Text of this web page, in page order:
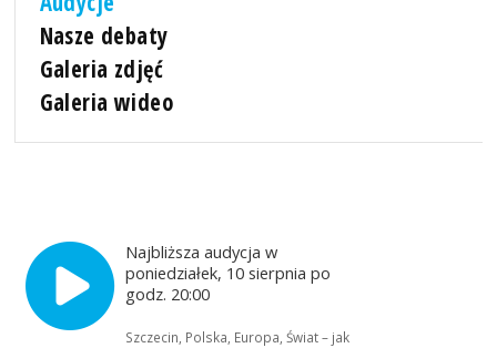
Nasze debaty
Galeria zdjęć
Galeria wideo
Najbliższa audycja w
poniedziałek, 10 sierpnia po
godz. 20:00
Szczecin, Polska, Europa, Świat – jak